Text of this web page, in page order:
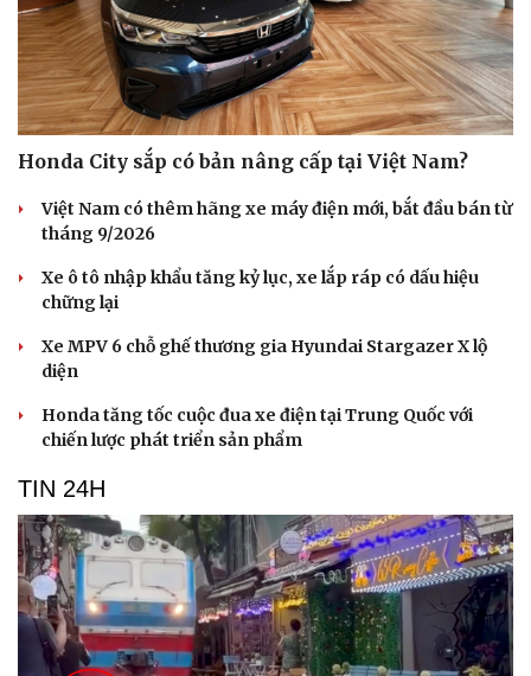
Du lịch
Săn Tour
check-in
Podcast
Đọc truyện đêm khuya
Kể chuyện cho bé
Hạt giống tâm hồn
Honda City sắp có bản nâng cấp tại Việt Nam?
Việt Nam có thêm hãng xe máy điện mới, bắt đầu bán từ
tháng 9/2026
Xe ô tô nhập khẩu tăng kỷ lục, xe lắp ráp có dấu hiệu
chững lại
Xe MPV 6 chỗ ghế thương gia Hyundai Stargazer X lộ
diện
Honda tăng tốc cuộc đua xe điện tại Trung Quốc với
chiến lược phát triển sản phẩm
TIN 24H